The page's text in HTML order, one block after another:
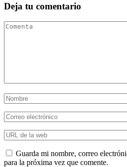
Deja tu comentario
Guarda mi nombre, correo
para la próxima vez que comente.